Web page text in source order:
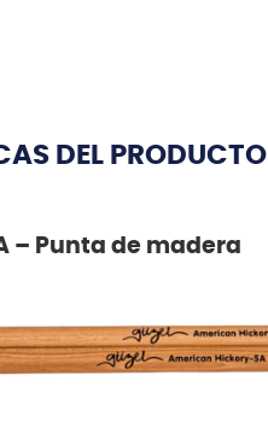
DEL PRODUCTO
– Punta de madera